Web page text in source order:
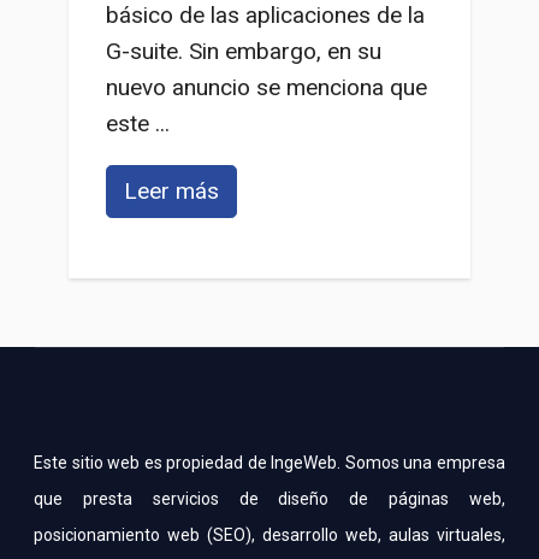
básico de las aplicaciones de la
G-suite. Sin embargo, en su
nuevo anuncio se menciona que
este ...
Leer más
Este sitio web es propiedad de IngeWeb. Somos una empresa
que presta servicios de diseño de páginas web,
posicionamiento web (SEO), desarrollo web, aulas virtuales,